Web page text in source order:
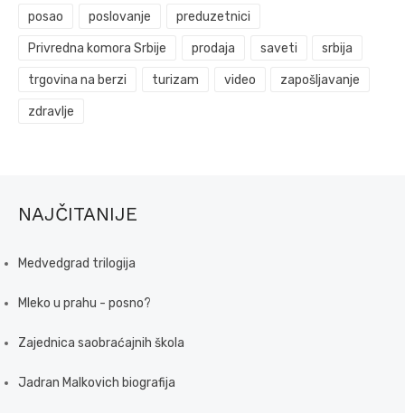
posao poslovanje preduzetnici
Privredna komora Srbije prodaja saveti srbija
trgovina na berzi turizam video zapošljavanje
zdravlje
NAJČITANIJE
Medvedgrad trilogija
Mleko u prahu - posno?
Zajednica saobraćajnih škola
Jadran Malkovich biografija